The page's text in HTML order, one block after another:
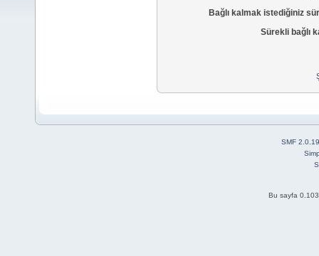
Bağlı kalmak istediğiniz
Sürekli bağlı
SMF 2.0.19
Bu sayfa